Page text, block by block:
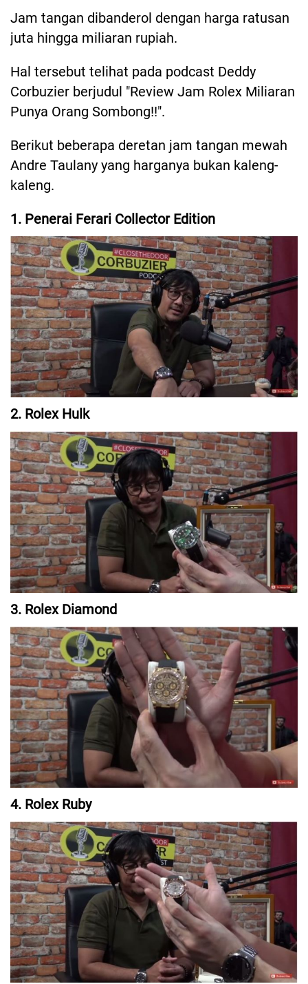
Jam tangan dibanderol dengan harga ratusan
juta hingga miliaran rupiah.
Hal tersebut telihat pada podcast Deddy
Corbuzier berjudul "Review Jam Rolex Miliaran
Punya Orang Sombong!!".
Berikut beberapa deretan jam tangan mewah
Andre Taulany yang harganya bukan kaleng-
kaleng.
1. Penerai Ferari Collector Edition
2. Rolex Hulk
3. Rolex Diamond
4. Rolex Ruby